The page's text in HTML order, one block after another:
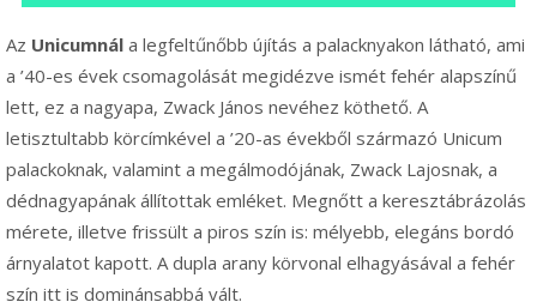
Az Unicumnál a legfeltűnőbb újítás a palacknyakon látható, ami
a ’40-es évek csomagolását megidézve ismét fehér alapszínű
lett, ez a nagyapa, Zwack János nevéhez köthető. A
letisztultabb körcímkével a ’20-as évekből származó Unicum
palackoknak, valamint a megálmodójának, Zwack Lajosnak, a
dédnagyapának állítottak emléket. Megnőtt a keresztábrázolás
mérete, illetve frissült a piros szín is: mélyebb, elegáns bordó
árnyalatot kapott. A dupla arany körvonal elhagyásával a fehér
szín itt is dominánsabbá vált.